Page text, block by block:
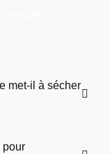
met-il à sécher
pour